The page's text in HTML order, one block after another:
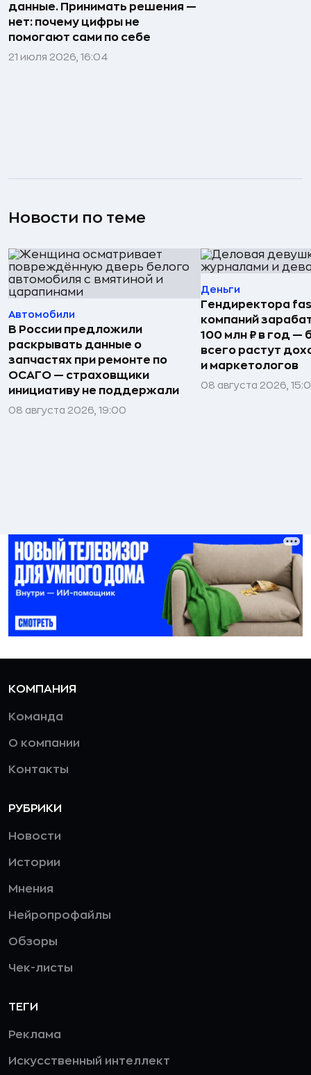
данные. Принимать решения —
нет: почему цифры не
помогают сами по себе
21 июля 2026, 16:04
Новости по теме
Автомобили
В России предложили
раскрывать данные о
запчастях при ремонте по
ОСАГО — страховщики
инициативу не поддержали
08 августа 2026, 19:00
Деньги
Гендиректора
компаний
100 млн ₽ в год —
всего растут
и маркетологов
08 августа 2026,
КОМПАНИЯ
Команда
О компании
Контакты
РУБРИКИ
Новости
Истории
Мнения
Нейропрофайлы
Обзоры
Чек-листы
ТЕГИ
Реклама
Искусственный интеллект